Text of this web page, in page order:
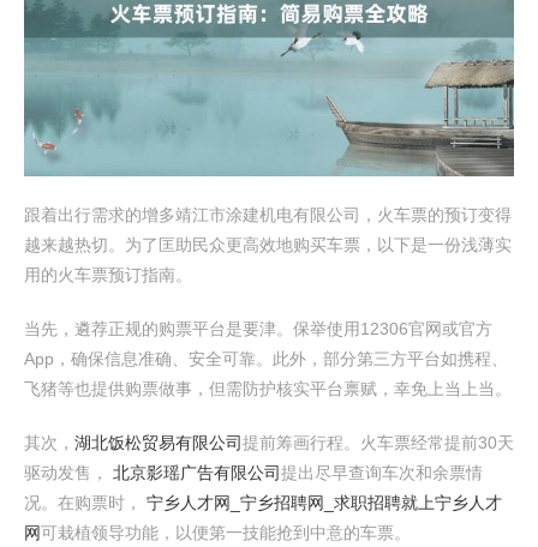
跟着出行需求的增多靖江市涂建机电有限公司，火车票的预订变得
越来越热切。为了匡助民众更高效地购买车票，以下是一份浅薄实
用的火车票预订指南。
当先，遴荐正规的购票平台是要津。保举使用12306官网或官方
App，确保信息准确、安全可靠。此外，部分第三方平台如携程、
飞猪等也提供购票做事，但需防护核实平台禀赋，幸免上当上当。
其次， 湖北饭松贸易有限公司提前筹画行程。火车票经常提前30天
驱动发售， 北京影瑶广告有限公司提出尽早查询车次和余票情
况。在购票时， 宁乡人才网_宁乡招聘网_求职招聘就上宁乡人才
网可栽植领导功能，以便第一技能抢到中意的车票。